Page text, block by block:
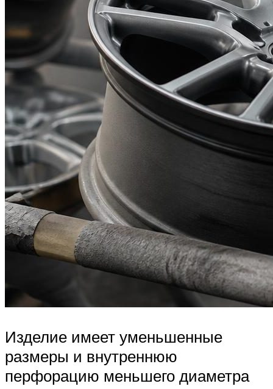
Изделие имеет уменьшенные
размеры и внутреннюю
перфорацию меньшего диаметра